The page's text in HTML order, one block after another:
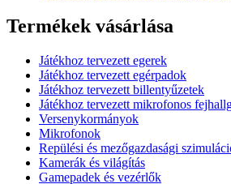
Termékek vásárlása
Játékhoz tervezett egerek
Játékhoz tervezett egérpadok
Játékhoz tervezett billentyűzetek
Játékhoz tervezett mikrofonos
Versenykormányok
Mikrofonok
Repülési és mezőgazdasági
Kamerák és világítás
Gamepadek és vezérlők